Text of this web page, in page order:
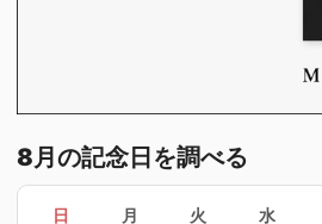
8月の記念日を調べる
日 月 火 水